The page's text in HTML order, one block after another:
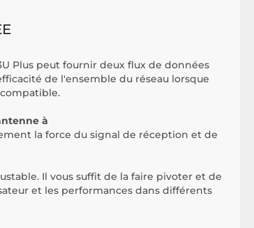
Plus peut fournir deux flux de données
de l'ensemble du réseau lorsque
à
la force du signal de réception et de
Il vous suffit de la faire pivoter et de
et les performances dans différents